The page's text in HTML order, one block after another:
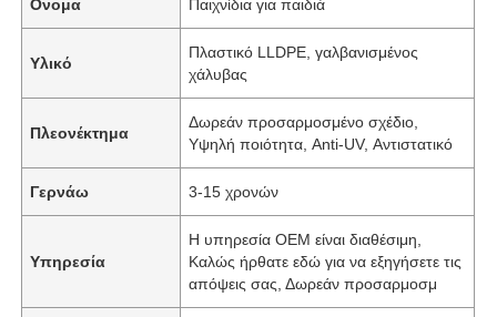
Ονομα Παιχνίδια για παιδιά
Υλικό
Πλαστικό LLDPE, γαλβανισμένος
χάλυβας
Πλεονέκτημα
Δωρεάν προσαρμοσμένο σχέδιο,
Υψηλή ποιότητα, Anti-UV, Αντιστατικό
Γερνάω 3-15 χρονών
Υπηρεσία
Η υπηρεσία OEM είναι διαθέσιμη,
Καλώς ήρθατε εδώ για να εξηγήσετε τις
απόψεις σας, Δωρεάν προσαρμοσμ